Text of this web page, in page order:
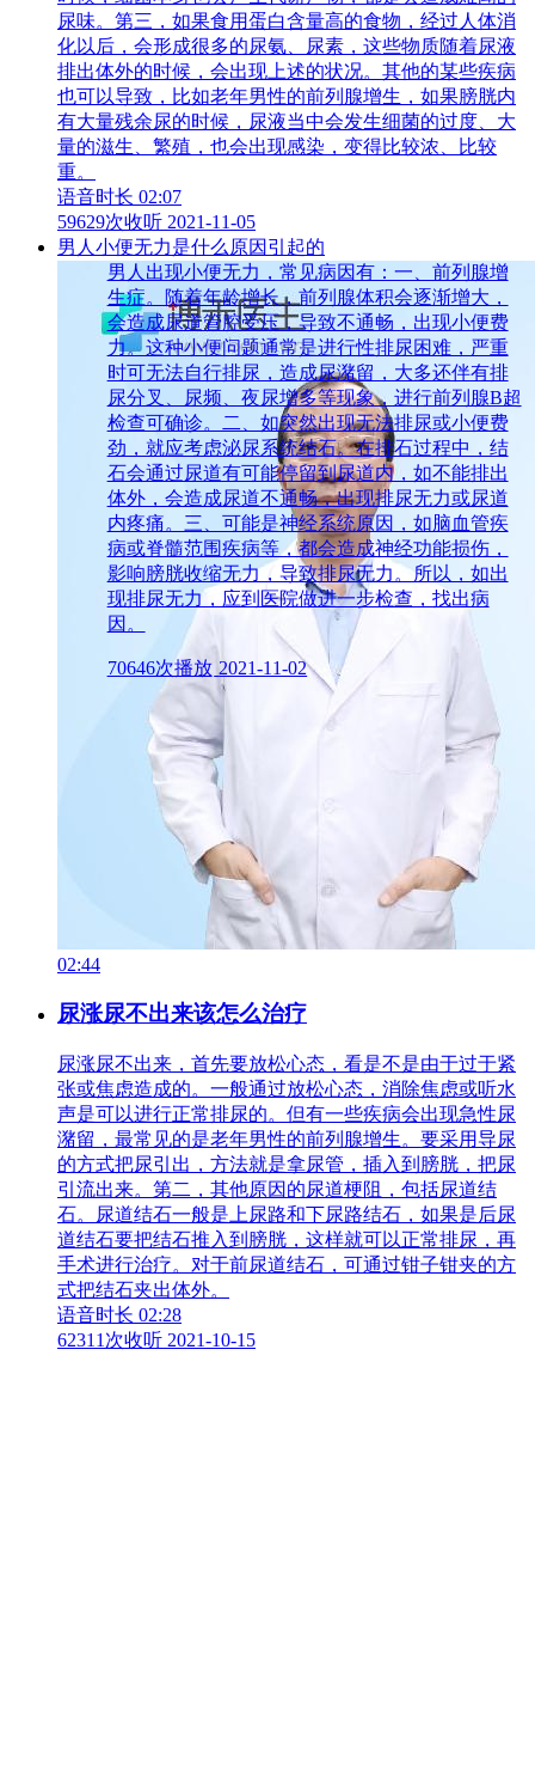
尿味。第三，如果食用蛋白含量高的食物，经过人体消
化以后，会形成很多的尿氨、尿素，这些物质随着尿液
排出体外的时候，会出现上述的状况。其他的某些疾病
也可以导致，比如老年男性的前列腺增生，如果膀胱内
有大量残余尿的时候，尿液当中会发生细菌的过度、大
量的滋生、繁殖，也会出现感染，变得比较浓、比较
重。
语音时长 02:07
59629次收听 2021-11-05
男人小便无力是什么原因引起的
02:44
男人出现小便无力，常见病因有：一、前列腺增
生症。随着年龄增长，前列腺体积会逐渐增大，
会造成尿道管腔受压，导致不通畅，出现小便费
力。这种小便问题通常是进行性排尿困难，严重
时可无法自行排尿，造成尿潴留，大多还伴有排
尿分叉、尿频、夜尿增多等现象，进行前列腺B超
检查可确诊。二、如突然出现无法排尿或小便费
劲，就应考虑泌尿系统结石。在排石过程中，结
石会通过尿道有可能停留到尿道内，如不能排出
体外，会造成尿道不通畅，出现排尿无力或尿道
内疼痛。三、可能是神经系统原因，如脑血管疾
病或脊髓范围疾病等，都会造成神经功能损伤，
影响膀胱收缩无力，导致排尿无力。所以，如出
现排尿无力，应到医院做进一步检查，找出病
因。
70646次播放 2021-11-02
尿涨尿不出来该怎么治疗
尿涨尿不出来，首先要放松心态，看是不是由于过于紧
张或焦虑造成的。一般通过放松心态，消除焦虑或听水
声是可以进行正常排尿的。但有一些疾病会出现急性尿
潴留，最常见的是老年男性的前列腺增生。要采用导尿
的方式把尿引出，方法就是拿尿管，插入到膀胱，把尿
引流出来。第二，其他原因的尿道梗阻，包括尿道结
石。尿道结石一般是上尿路和下尿路结石，如果是后尿
道结石要把结石推入到膀胱，这样就可以正常排尿，再
手术进行治疗。对于前尿道结石，可通过钳子钳夹的方
式把结石夹出体外。
语音时长 02:28
62311次收听 2021-10-15